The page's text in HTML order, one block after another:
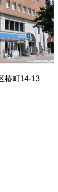
椿町14-13